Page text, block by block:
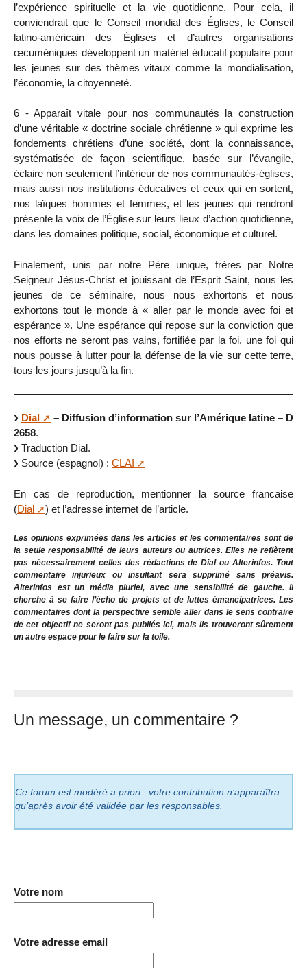
l’expérience spirituelle et la vie quotidienne. Pour cela, il
conviendrait que le Conseil mondial des Églises, le Conseil
latino-américain des Églises et d’autres organisations
œcuméniques développent un matériel éducatif populaire pour
les jeunes sur des thèmes vitaux comme la mondialisation,
l’économie, la citoyenneté.
6 - Apparaît vitale pour nos communautés la construction
d’une véritable « doctrine sociale chrétienne » qui exprime les
fondements chrétiens d’une société, dont la connaissance,
systématisée de façon scientifique, basée sur l’évangile,
éclaire non seulement l’intérieur de nos communautés-églises,
mais aussi nos institutions éducatives et ceux qui en sortent,
nos laïques hommes et femmes, et les jeunes qui rendront
présente la voix de l’Église sur leurs lieux d’action quotidienne,
dans les domaines politique, social, économique et culturel.
Finalement, unis par notre Père unique, frères par Notre
Seigneur Jésus-Christ et jouissant de l’Esprit Saint, nous les
jeunes de ce séminaire, nous nous exhortons et nous
exhortons tout le monde à « aller par le monde avec foi et
espérance ». Une espérance qui repose sur la conviction que
nos efforts ne seront pas vains, fortifiée par la foi, une foi qui
nous pousse à lutter pour la défense de la vie sur cette terre,
tous les jours jusqu’à la fin.
Dial
– Diffusion d’information sur l’Amérique latine – D
2658.
Traduction Dial.
Source (espagnol) : CLAI
En cas de reproduction, mentionner la source francaise
(Dial ) et l’adresse internet de l’article.
Les opinions exprimées dans les articles et les commentaires sont de
la seule responsabilité de leurs auteurs ou autrices. Elles ne reflètent
pas nécessairement celles des rédactions de Dial ou Alterinfos. Tout
commentaire injurieux ou insultant sera supprimé sans préavis.
AlterInfos est un média pluriel, avec une sensibilité de gauche. Il
cherche à se faire l’écho de projets et de luttes émancipatrices. Les
commentaires dont la perspective semble aller dans le sens contraire
de cet objectif ne seront pas publiés ici, mais ils trouveront sûrement
un autre espace pour le faire sur la toile.
Un message, un commentaire ?
Ce forum est modéré a priori : votre contribution n’apparaîtra
qu’après avoir été validée par les responsables.
Votre nom
Votre adresse email